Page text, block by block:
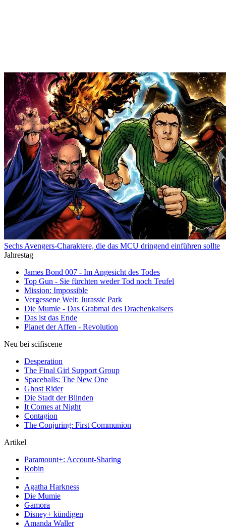
Sechs Avengers-Charaktere, die das MCU dringend einführen sollte
Jahrestag
James Bond 007 - Im Angesicht des Todes
Top Gun - Sie fürchten weder Tod noch Teufel
Mission: Impossible
Vergessene Welt: Jurassic Park
Die Mumie - Das Grabmal des Drachenkaisers
Das ist das Ende
Planet der Affen - Revolution
Neu bei scifiscene
Desperation
The Final Girl Support Group
Spaceballs: The New One
Ghost Rider
Die Stadt der Blinden
It Comes at Night
Contagion
The Conjuring: First Communion
Artikel
Paramount+: Account-Sharing
Robin
Agatha Harkness
Die Mumie
Gamora
Disney+ kündigen
Amanda Waller